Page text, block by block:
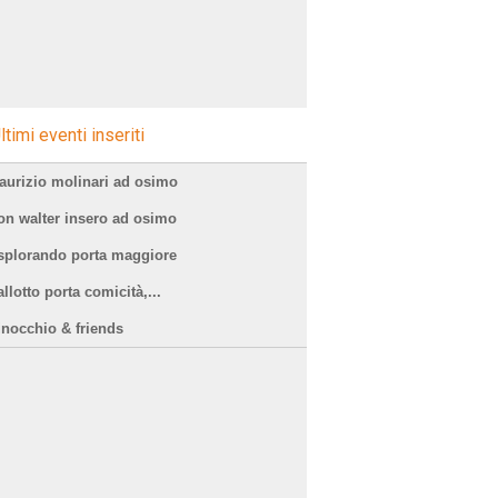
eventi inseriti
molinari ad osimo
walter insero ad osimo
porta maggiore
porta comicità,...
& friends